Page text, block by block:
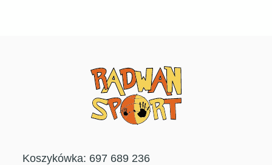
Koszykówka: 697 689 236